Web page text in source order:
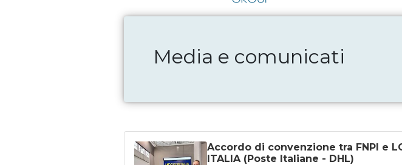
Media e comunicati
Accordo di convenzione tra FNPI e
ITALIA (Poste Italiane - DHL)